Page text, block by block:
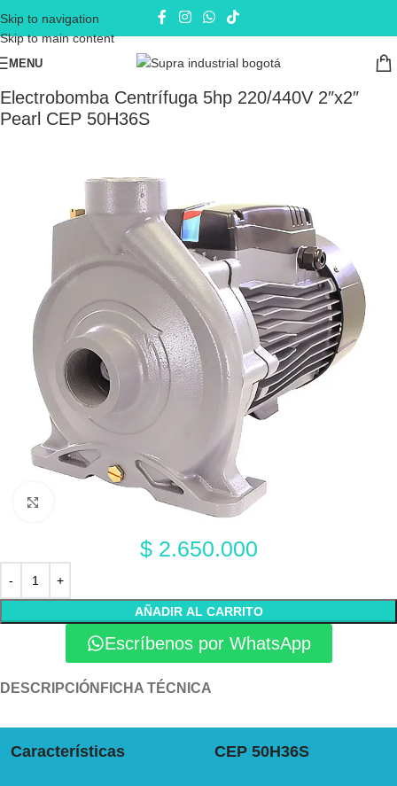
Skip to navigation
Skip to main content
MENU
Inicio Electrobombas - bombas eléctricas Bombas de Superficie
Electrobomba Centrífuga 5hp 220/440V 2″x2″
Pearl CEP 50H36S
$2.650.000
AÑADIR AL CARRITO
Escríbenos por WhatsApp
DESCRIPCIÓN FICHA TÉCNICA
Características CEP 50H36S